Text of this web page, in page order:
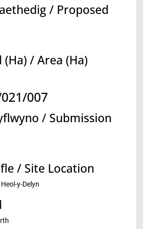
/ Proposed
/ Area (Ha)
007
/ Submission
/ Site Location
y-Delyn